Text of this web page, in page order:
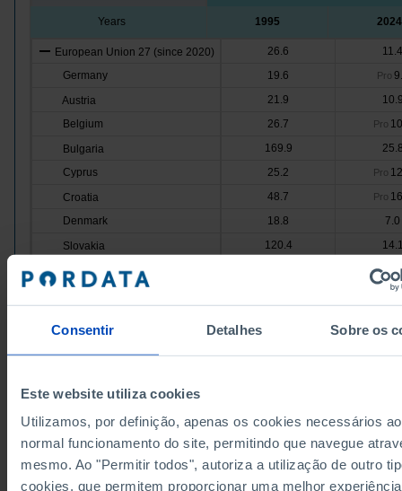
Consentir Detalhes Sobre os
Este website utiliza cookies
Utilizamos, por definição, apenas os cookies necessários ao
normal funcionamento do site, permitindo que navegue
mesmo. Ao "Permitir todos", autoriza a utilização de outro
cookies, que permitem proporcionar uma melhor
Years 1995 2024
European Union 27 (since 2020) 26.6
11.4
Germany
19.6 Pro
Austria
21.9
Belgium
26.7 Pro
Bulgaria
169.9
Cyprus
25.2 Pro
Croatia
48.7 Pro
Denmark
18.8
7.0
Slovakia
120.4
Slovenia
Greece
67.0
Ireland
24.1
5.0
Italy
22.8
11.1
Latvia
95.8